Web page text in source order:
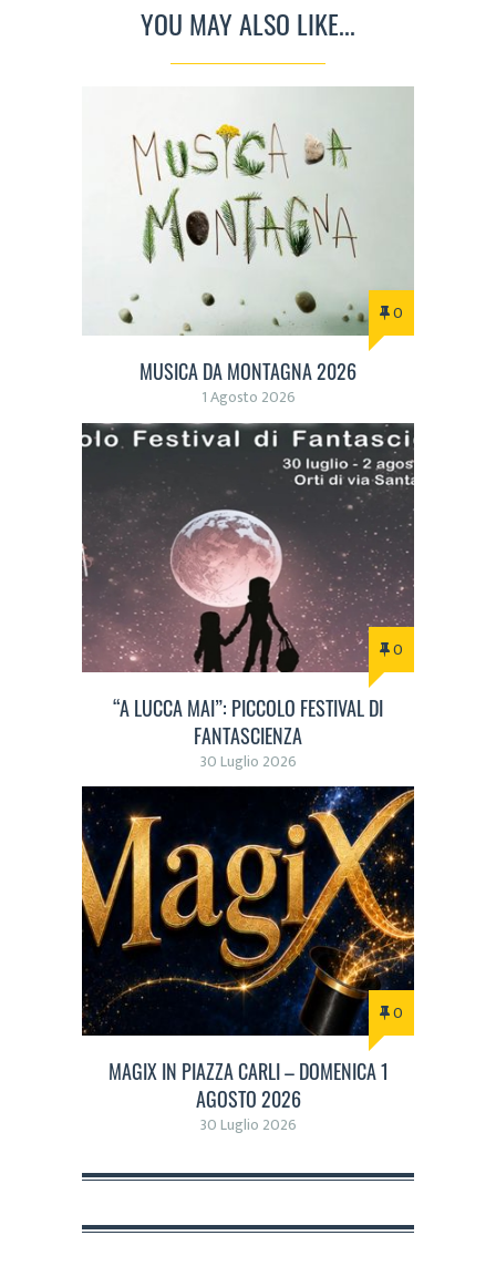
YOU MAY ALSO LIKE...
0
MUSICA DA MONTAGNA 2026
1 Agosto 2026
0
“A LUCCA MAI”: PICCOLO FESTIVAL DI
FANTASCIENZA
30 Luglio 2026
0
MAGIX IN PIAZZA CARLI – DOMENICA 1
AGOSTO 2026
30 Luglio 2026